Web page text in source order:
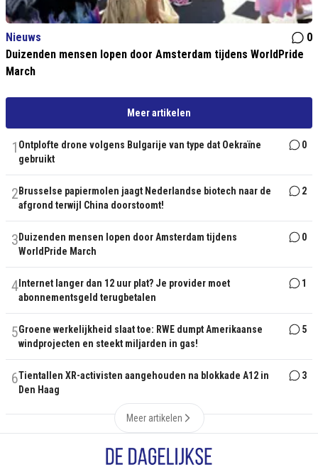
Nieuws
0
Duizenden mensen lopen door Amsterdam tijdens WorldPride
March
Meer artikelen
1 Ontplofte drone volgens Bulgarije van type dat Oekraïne
gebruikt
0
2 Brusselse papiermolen jaagt Nederlandse biotech naar de
afgrond terwijl China doorstoomt!
2
3 Duizenden mensen lopen door Amsterdam tijdens
WorldPride March
0
4 Internet langer dan 12 uur plat? Je provider moet
abonnementsgeld terugbetalen
1
5Groene werkelijkheid slaat toe: RWE dumpt Amerikaanse
windprojecten en steekt miljarden in gas!
5
6Tientallen XR-activisten aangehouden na blokkade A12 in
Den Haag
3
Meer artikelen